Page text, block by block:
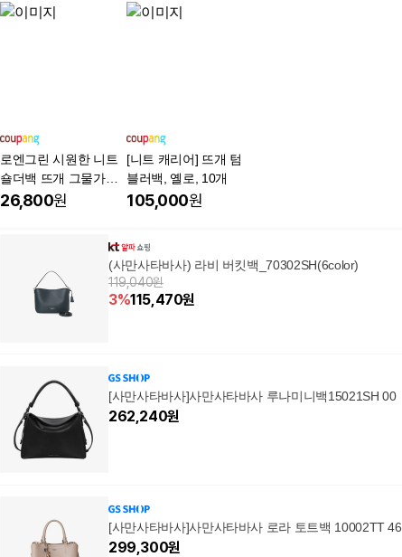
로엔그린 시원한 니트
숄더백 뜨개 그물가방
FB002
26,800원
[니트 캐리어] 뜨개 텀
블러백, 옐로, 10개
105,000원
(사만사타바사) 라비 버킷백_70302SH(6color)
119,040원
3%115,470원
[사만사타바사]사만사타바사 루나미니백15021SH 00
262,240원
[사만사타바사]사만사타바사 로라 토트백 10002TT 46
299,300원